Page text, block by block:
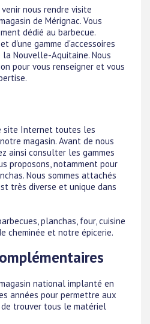
nous rendre visite
de Mérignac. Vous
dédié au barbecue.
d'une gamme d'accessoires
Nouvelle-Aquitaine. Nous
pour vous renseigner et vous
site Internet toutes les
magasin. Avant de nous
ainsi consulter les gammes
proposons, notamment pour
Nous sommes attachés
très diverse et unique dans
planchas, four, cuisine
cheminée et notre épicerie.
national implanté en
années pour permettre aux
trouver tous le matériel